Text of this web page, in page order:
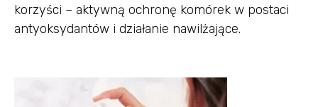
korzyści – aktywną ochronę komórek w postaci
antyoksydantów i działanie nawilżające.